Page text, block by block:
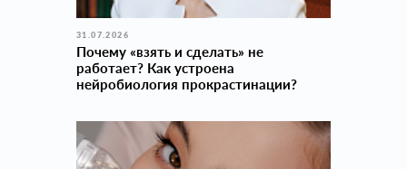
31.07.2026
Почему «взять и сделать» не
работает? Как устроена
нейробиология прокраcтинации?